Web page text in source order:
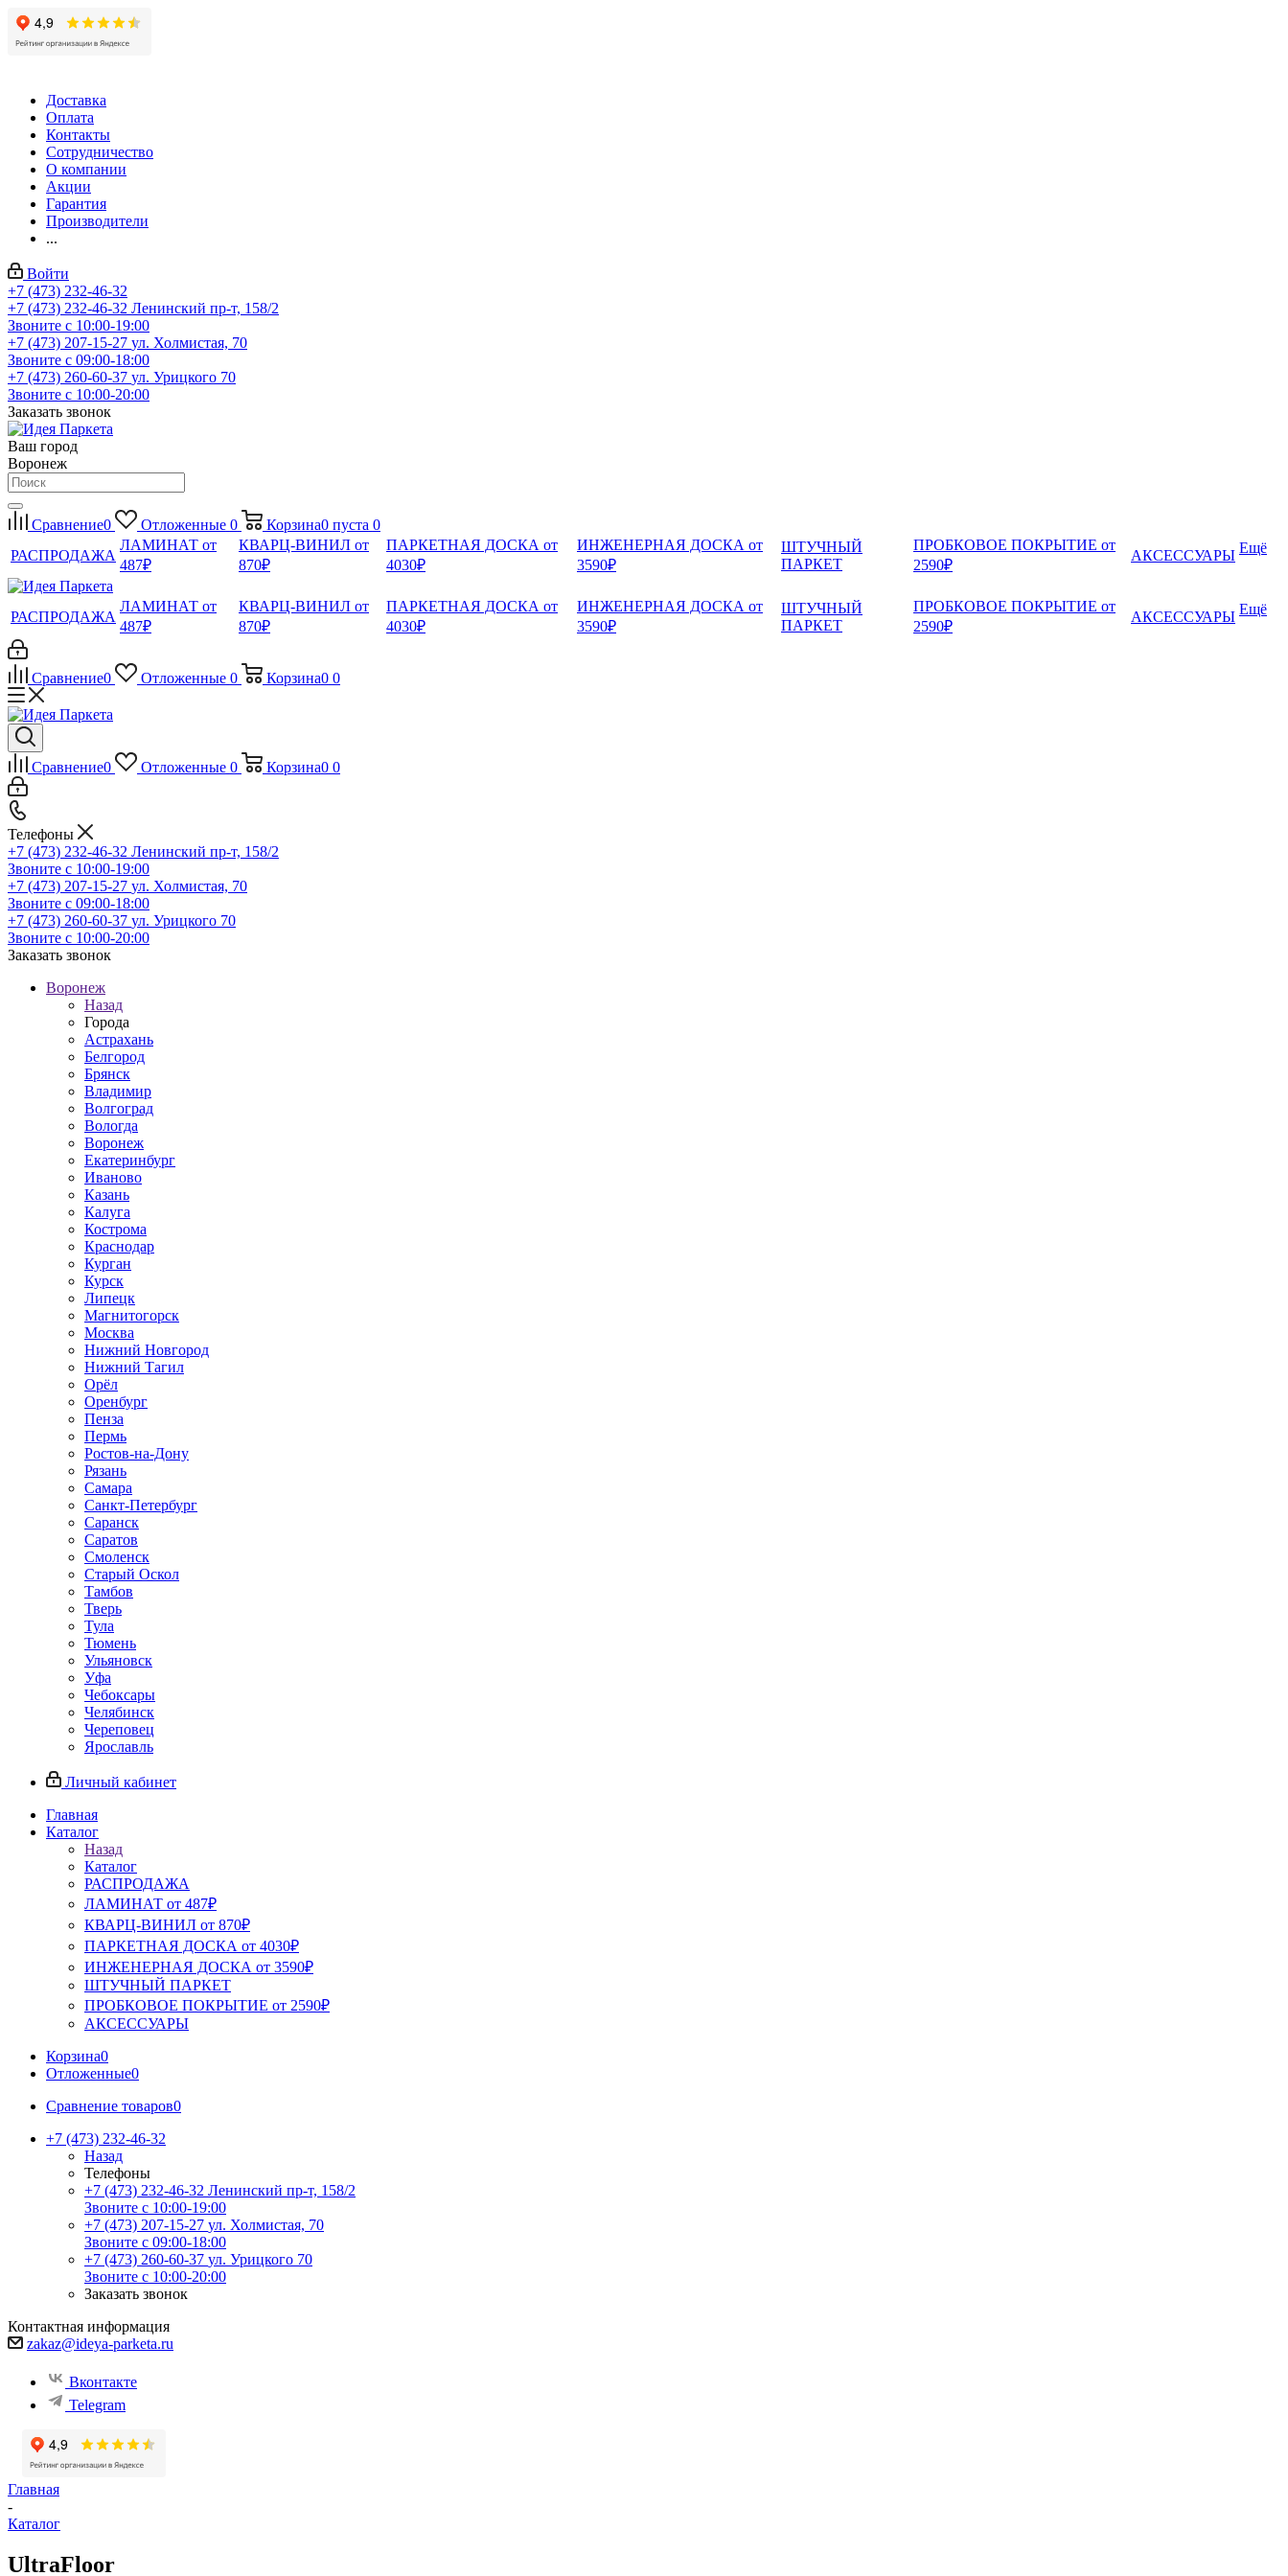
Доставка
Оплата
Контакты
Сотрудничество
О компании
Акции
Гарантия
Производители
...
Войти
+7 (473) 232-46-32
+7 (473) 232-46-32 Ленинский пр-т, 158/2
Звоните с 10:00-19:00
+7 (473) 207-15-27 ул. Холмистая, 70
Звоните с 09:00-18:00
+7 (473) 260-60-37 ул. Урицкого 70
Звоните с 10:00-20:00
Заказать звонок
Ваш город
Воронеж
Сравнение0 Отложенные 0 Корзина0 пуста 0
РАСПРОДАЖА
ЛАМИНАТ от
487₽
КВАРЦ-ВИНИЛ от
870₽
ПАРКЕТНАЯ ДОСКА от
4030₽
ИНЖЕНЕРНАЯ ДОСКА от
3590₽
ШТУЧНЫЙ
ПАРКЕТ
ПРОБКОВОЕ ПОКРЫТИЕ от
2590₽
АКСЕССУАРЫ Ещё
РАСПРОДАЖА
ЛАМИНАТ от
487₽
КВАРЦ-ВИНИЛ от
870₽
ПАРКЕТНАЯ ДОСКА от
4030₽
ИНЖЕНЕРНАЯ ДОСКА от
3590₽
ШТУЧНЫЙ
ПАРКЕТ
ПРОБКОВОЕ ПОКРЫТИЕ от
2590₽
АКСЕССУАРЫ Ещё
Сравнение0 Отложенные 0 Корзина0 0
Сравнение0 Отложенные 0 Корзина0 0
Телефоны
+7 (473) 232-46-32 Ленинский пр-т, 158/2
Звоните с 10:00-19:00
+7 (473) 207-15-27 ул. Холмистая, 70
Звоните с 09:00-18:00
+7 (473) 260-60-37 ул. Урицкого 70
Звоните с 10:00-20:00
Заказать звонок
Воронеж
Назад
Города
Астрахань
Белгород
Брянск
Владимир
Волгоград
Вологда
Воронеж
Екатеринбург
Иваново
Казань
Калуга
Кострома
Краснодар
Курган
Курск
Липецк
Магнитогорск
Москва
Нижний Новгород
Нижний Тагил
Орёл
Оренбург
Пенза
Пермь
Ростов‑на‑Дону
Рязань
Самара
Санкт‑Петербург
Саранск
Саратов
Смоленск
Старый Оскол
Тамбов
Тверь
Тула
Тюмень
Ульяновск
Уфа
Чебоксары
Челябинск
Череповец
Ярославль
Личный кабинет
Главная
Каталог
Назад
Каталог
РАСПРОДАЖА
ЛАМИНАТ от 487₽
КВАРЦ-ВИНИЛ от 870₽
ПАРКЕТНАЯ ДОСКА от 4030₽
ИНЖЕНЕРНАЯ ДОСКА от 3590₽
ШТУЧНЫЙ ПАРКЕТ
ПРОБКОВОЕ ПОКРЫТИЕ от 2590₽
АКСЕССУАРЫ
Корзина0
Отложенные0
Сравнение товаров0
+7 (473) 232-46-32
Назад
Телефоны
+7 (473) 232-46-32 Ленинский пр-т, 158/2
Звоните с 10:00-19:00
+7 (473) 207-15-27 ул. Холмистая, 70
Звоните с 09:00-18:00
+7 (473) 260-60-37 ул. Урицкого 70
Звоните с 10:00-20:00
Заказать звонок
Контактная информация
zakaz@ideya-parketa.ru
Вконтакте
Telegram
Главная
-
Каталог
UltraFloor